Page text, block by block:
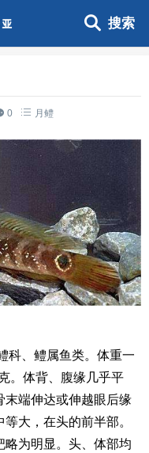
搜索
0 月鳢
科、鳢属鱼类。体重一
。体背、腹缘几乎平
末端伸达或伸越眼后缘
大，在头的前半部。
为明显。头、体部均